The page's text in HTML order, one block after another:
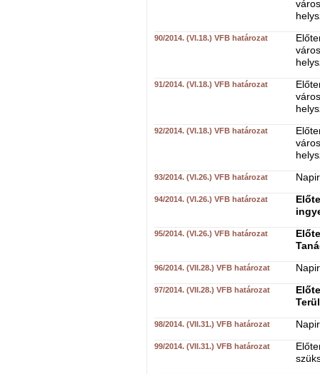
90/2014. (VI.18.) VFB határozat
91/2014. (VI.18.) VFB határozat
92/2014. (VI.18.) VFB határozat
93/2014. (VI.26.) VFB határozat
94/2014. (VI.26.) VFB határozat
95/2014. (VI.26.) VFB határozat
96/2014. (VII.28.) VFB határozat
97/2014. (VII.28.) VFB határozat
98/2014. (VII.31.) VFB határozat
99/2014. (VII.31.) VFB határozat